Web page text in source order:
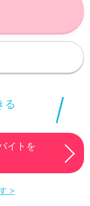
る
イトを
>